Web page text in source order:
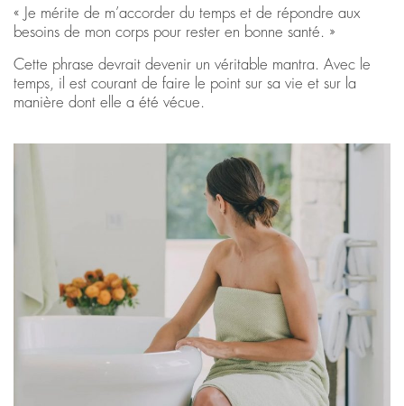
« Je mérite de m’accorder du temps et de répondre aux
besoins de mon corps pour rester en bonne santé. »
Cette phrase devrait devenir un véritable mantra. Avec le
temps, il est courant de faire le point sur sa vie et sur la
manière dont elle a été vécue.